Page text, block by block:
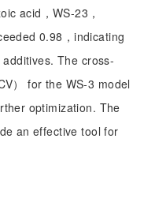
acid，WS-23，
0.98，indicating
The cross-
） for the WS-3 model
optimization. The
an effective tool for